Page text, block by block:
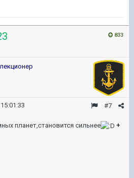
833
#7
планет,становится сильнее
+